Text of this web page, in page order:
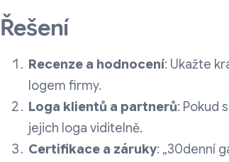
Řešení
Recenze a hodnocení: Ukažte
logem firmy.
Loga klientů a partnerů: Pokud
jejich loga viditelně.
Certifikace a záruky: „30denní